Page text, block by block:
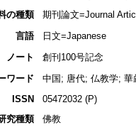
の種類
期刊論文=Journal
言語
日文=Japanese
ノート
創刊100号記念
ワード
中国; 唐代; 仏教学;
ISSN
05472032 (P)
究種類
佛教